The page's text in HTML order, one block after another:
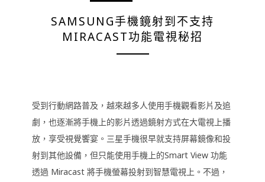
SAMSUNG手機鏡射到不支持
MIRACAST功能電視秘招
受到行動網路普及，越來越多人使用手機觀看影片及追
劇，也逐漸將手機上的影片透過鏡射方式在大電視上播
放，享受視覺饗宴。三星手機很早就支持屏幕鏡像和投
射到其他設備，但只能使用手機上的Smart View 功能
透過 Miracast 將手機螢幕投射到智慧電視上。不過，